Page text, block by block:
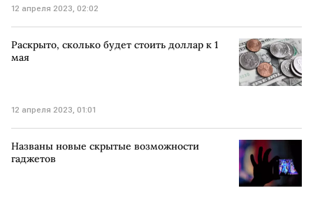
12 апреля 2023, 02:02
Раскрыто, сколько будет стоить доллар к 1
мая
12 апреля 2023, 01:01
Названы новые скрытые возможности
гаджетов